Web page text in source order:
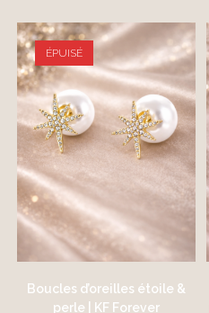
ÉPUISÉ
Boucles d’oreilles étoile &
perle | KF Forever